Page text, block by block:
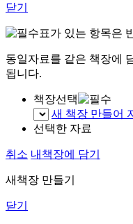
닫기
표가 있는 항목은
동일자료를 같은 책장에
됩니다.
책장선택
새 책장 만들어
선택한 자료
취소 내책장에 담기
새책장 만들기
닫기